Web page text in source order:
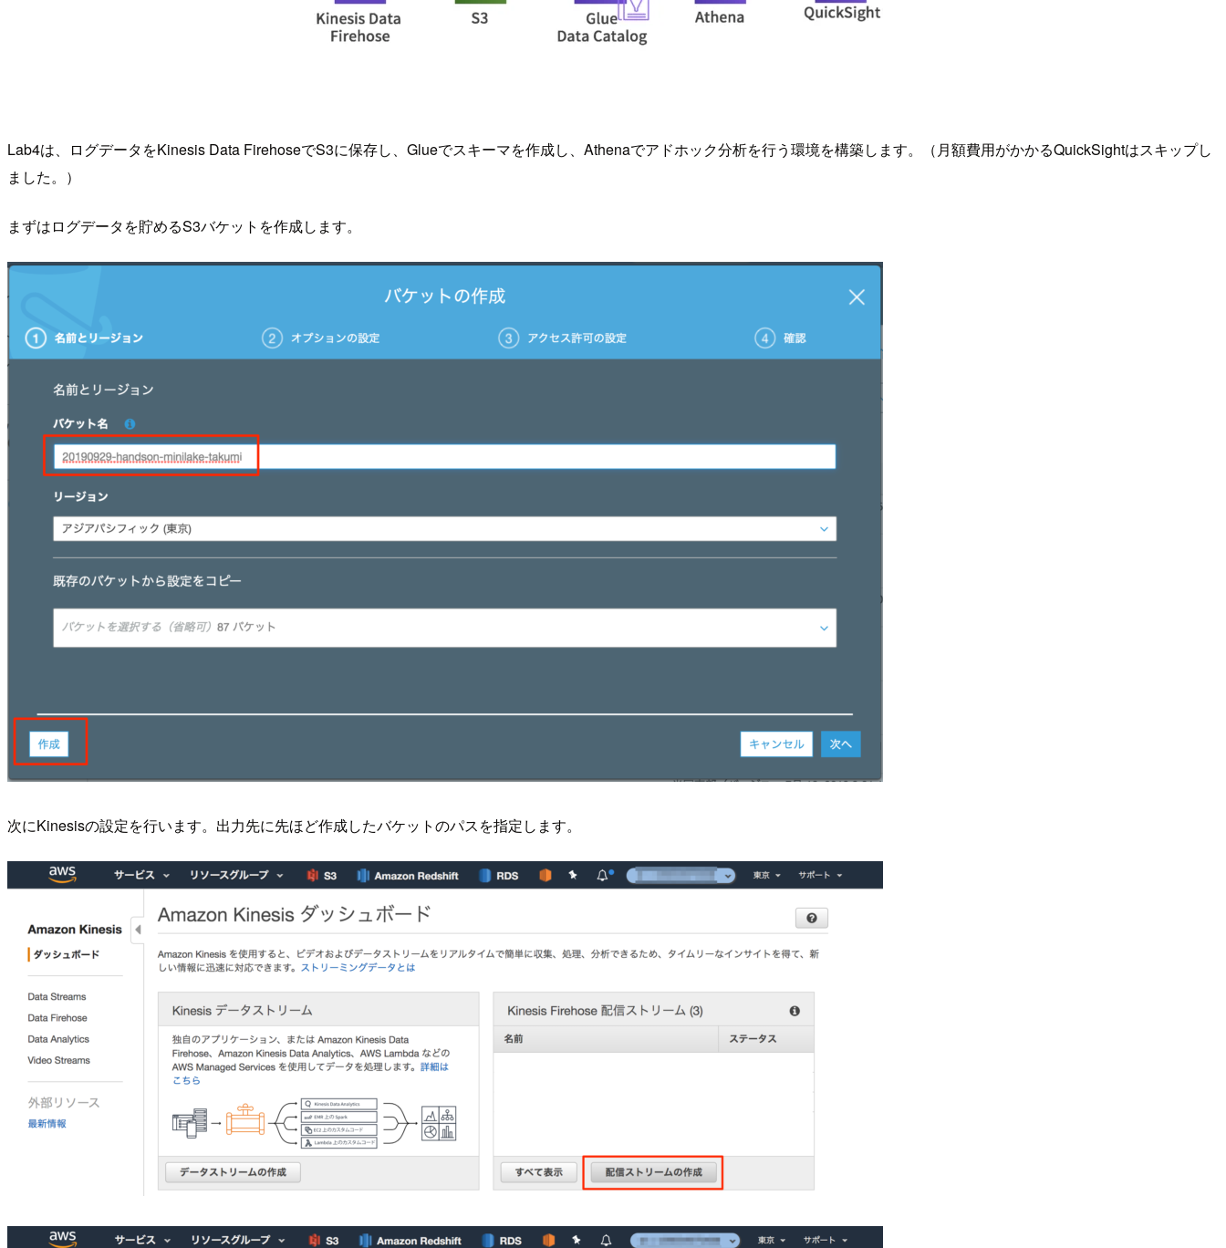
Lab4は、ログデータをKinesis Data FirehoseでS3に保存し、Glueでスキーマを作成し、Athenaでアドホック分析を行う環境を構築します。（月額費用がかかるQuickSightはスキップし
ました。）
まずはログデータを貯めるS3バケットを作成します。
次にKinesisの設定を行います。出力先に先ほど作成したバケットのパスを指定します。